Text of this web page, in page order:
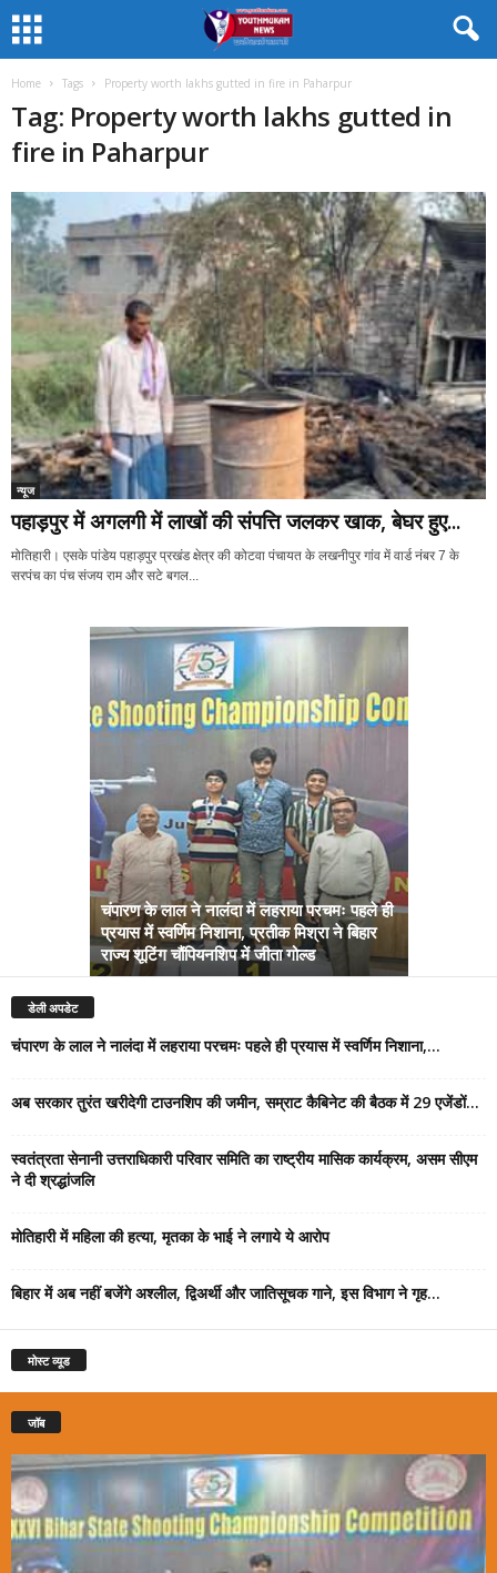
Home Tags Property worth lakhs gutted in fire in Paharpur
Tag: Property worth lakhs gutted in
fire in Paharpur
न्यूज
पहाड़पुर में अगलगी में लाखों की संपत्ति जलकर खाक, बेघर हुए...
मोतिहारी। एसके पांडेय पहाड़पुर प्रखंड क्षेत्र की कोटवा पंचायत के लखनीपुर गांव में वार्ड नंबर 7 के
सरपंच का पंच संजय राम और सटे बगल...
चंपारण के लाल ने नालंदा में लहराया परचमः पहले ही
प्रयास में स्वर्णिम निशाना, प्रतीक मिश्रा ने बिहार
राज्य शूटिंग चौंपियनशिप में जीता गोल्ड
डेली अपडेट
चंपारण के लाल ने नालंदा में लहराया परचमः पहले ही प्रयास में स्वर्णिम निशाना,...
अब सरकार तुरंत खरीदेगी टाउनशिप की जमीन, सम्राट कैबिनेट की बैठक में 29 एजेंडों...
स्वतंत्रता सेनानी उत्तराधिकारी परिवार समिति का राष्ट्रीय मासिक कार्यक्रम, असम सीएम
ने दी श्रद्धांजलि
मोतिहारी में महिला की हत्या, मृतका के भाई ने लगाये ये आरोप
बिहार में अब नहीं बजेंगे अश्लील, द्विअर्थी और जातिसूचक गाने, इस विभाग ने गृह...
मोस्ट व्यूड
जॉब